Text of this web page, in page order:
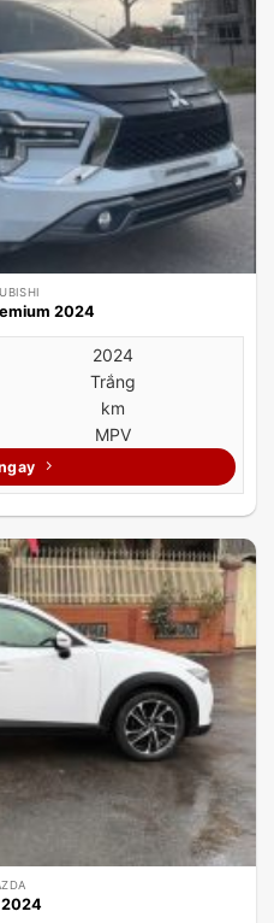
2024
2024
Trắng
km
MPV